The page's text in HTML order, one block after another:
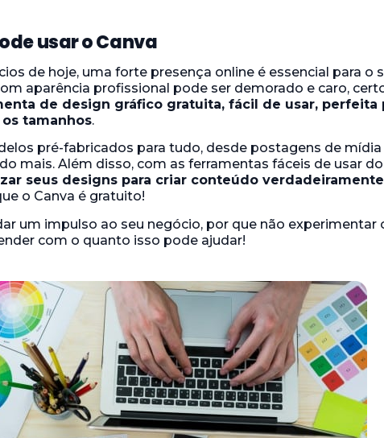
usar o Canva
de hoje, uma forte presença online é essencial para o
aparência profissional pode ser demorado e caro,
de design gráfico gratuita, fácil de usar, perfeita
tamanhos.
pré-fabricados para tudo, desde postagens de mídia
mais. Além disso, com as ferramentas fáceis de usar do
seus designs para criar conteúdo
o Canva é gratuito!
um impulso ao seu negócio, por que não experimentar
com o quanto isso pode ajudar!